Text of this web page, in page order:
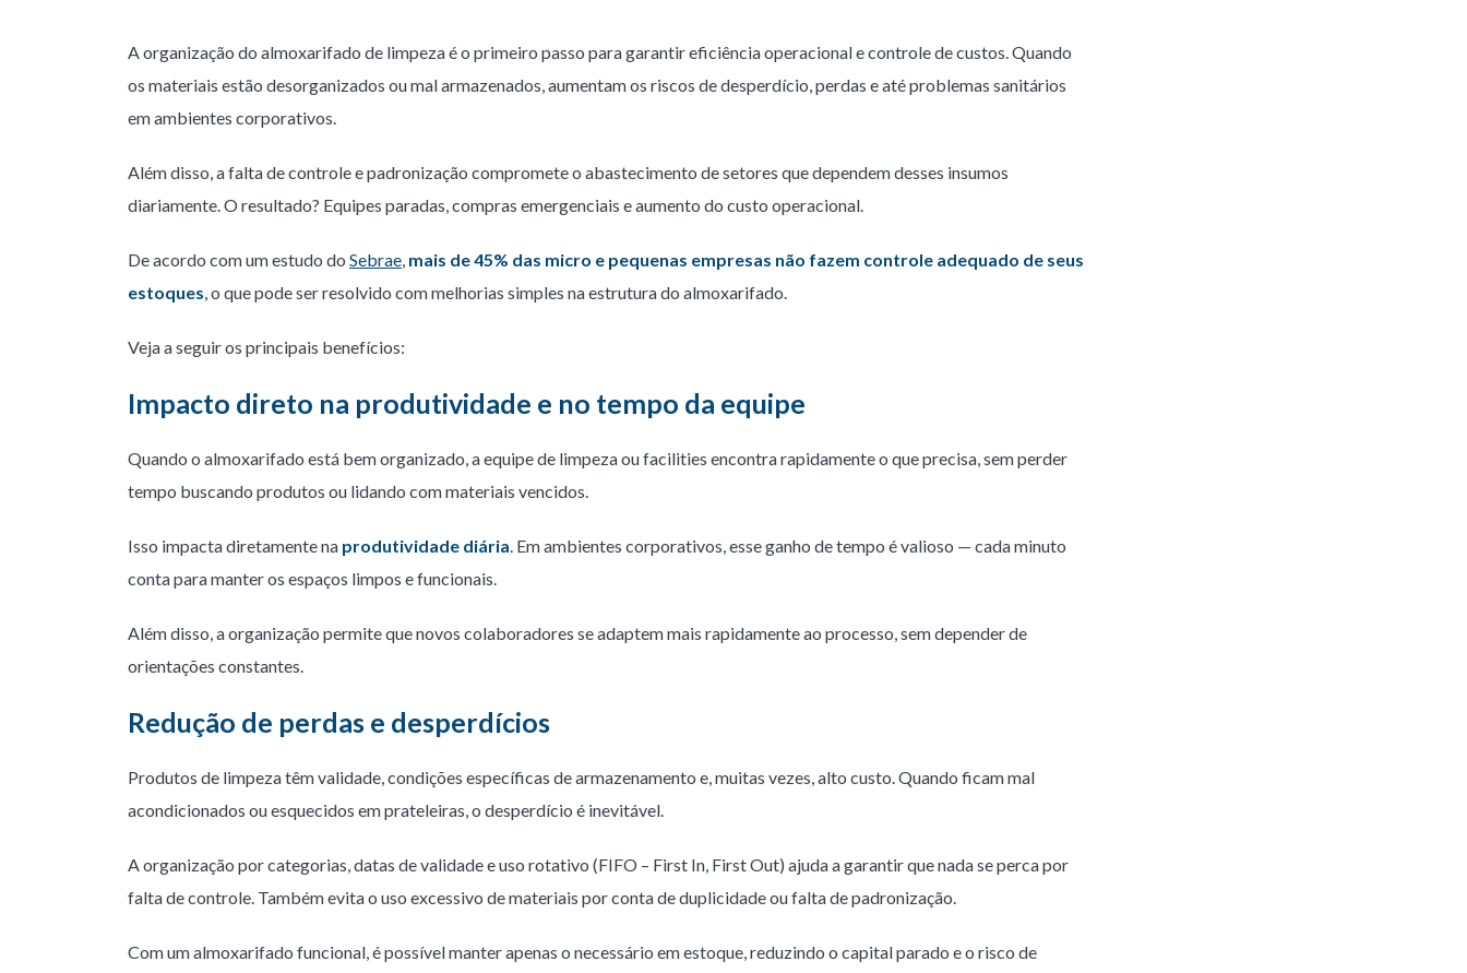
A organização do almoxarifado de limpeza é o primeiro passo para garantir eficiência operacional e controle de custos. Quando
os materiais estão desorganizados ou mal armazenados, aumentam os riscos de desperdício, perdas e até problemas sanitários
em ambientes corporativos.
Além disso, a falta de controle e padronização compromete o abastecimento de setores que dependem desses insumos
diariamente. O resultado? Equipes paradas, compras emergenciais e aumento do custo operacional.
De acordo com um estudo do Sebrae, mais de 45% das micro e pequenas empresas não fazem controle adequado de seus
estoques, o que pode ser resolvido com melhorias simples na estrutura do almoxarifado.
Veja a seguir os principais benefícios:
Impacto direto na produtividade e no tempo da equipe
Quando o almoxarifado está bem organizado, a equipe de limpeza ou facilities encontra rapidamente o que precisa, sem perder
tempo buscando produtos ou lidando com materiais vencidos.
Isso impacta diretamente na produtividade diária. Em ambientes corporativos, esse ganho de tempo é valioso — cada minuto
conta para manter os espaços limpos e funcionais.
Além disso, a organização permite que novos colaboradores se adaptem mais rapidamente ao processo, sem depender de
orientações constantes.
Redução de perdas e desperdícios
Produtos de limpeza têm validade, condições específicas de armazenamento e, muitas vezes, alto custo. Quando ficam mal
acondicionados ou esquecidos em prateleiras, o desperdício é inevitável.
A organização por categorias, datas de validade e uso rotativo (FIFO – First In, First Out) ajuda a garantir que nada se perca por
falta de controle. Também evita o uso excessivo de materiais por conta de duplicidade ou falta de padronização.
Com um almoxarifado funcional, é possível manter apenas o necessário em estoque, reduzindo o capital parado e o risco de